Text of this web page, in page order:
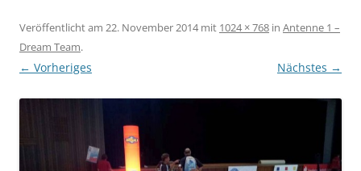
Veröffentlicht am 22. November 2014mit 1024 × 768 in Antenne 1 –
Dream Team.
← Vorheriges Nächstes →